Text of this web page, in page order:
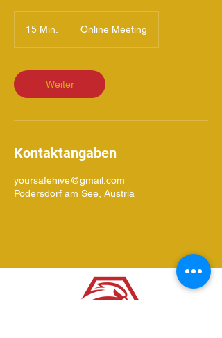
15 Min.
i
n
Online Meeting
Weiter
Kontaktangaben
yoursafehive@gmail.com
Podersdorf am See, Austria